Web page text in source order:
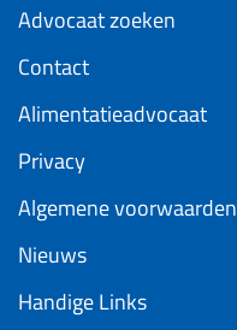
Advocaat zoeken
Contact
Alimentatieadvocaat
Privacy
Algemene voorwaarden
Nieuws
Handige Links